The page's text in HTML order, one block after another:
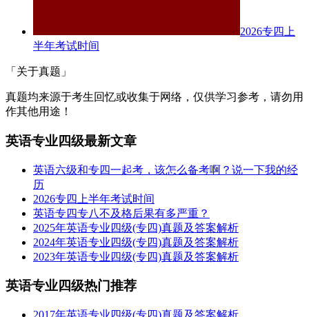
2026专四上
半年考试时间
「关于真题」
真题均来源于考生回忆或收集于网络，仅供学习参考，请勿用
作其他用途！
英语专业四级最新文章
英语六级和专四一起考，该怎么备考啊？说一下我的经
历
2026专四上半年考试时间
英语专四专八不及格后果有多严重？
2025年英语专业四级(专四)真题及答案解析
2024年英语专业四级(专四)真题及答案解析
2023年英语专业四级(专四)真题及答案解析
英语专业四级热门推荐